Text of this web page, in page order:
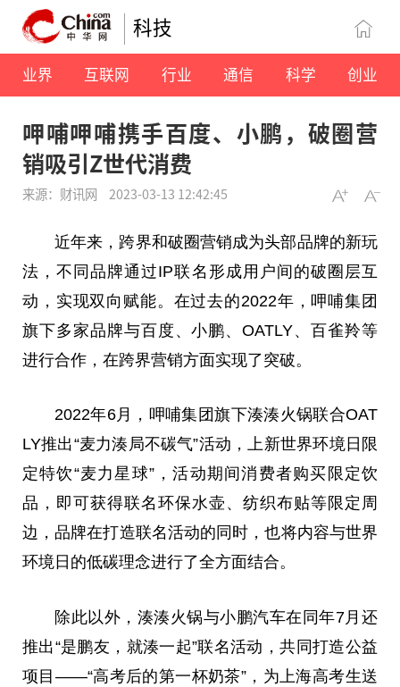
科技
业界 互联网 行业 通信 科学 创业
呷哺呷哺携手百度、小鹏，破圈营
销吸引Z世代消费
来源：财讯网 2023-03-13 12:42:45
近年来，跨界和破圈营销成为头部品牌的新玩
法，不同品牌通过IP联名形成用户间的破圈层互
动，实现双向赋能。在过去的2022年，呷哺集团
旗下多家品牌与百度、小鹏、OATLY、百雀羚等
进行合作，在跨界营销方面实现了突破。
2022年6月，呷哺集团旗下湊湊火锅联合OAT
LY推出“麦力湊局不碳气”活动，上新世界环境日限
定特饮“麦力星球”，活动期间消费者购买限定饮
品，即可获得联名环保水壶、纺织布贴等限定周
边，品牌在打造联名活动的同时，也将内容与世界
环境日的低碳理念进行了全方面结合。
除此以外，湊湊火锅与小鹏汽车在同年7月还
推出“是鹏友，就湊一起”联名活动，共同打造公益
项目——“高考后的第一杯奶茶”，为上海高考生送